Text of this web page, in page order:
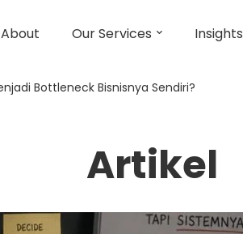
About Our Services Insights
Artikel
Bottleneck Bisnisnya Sendiri?